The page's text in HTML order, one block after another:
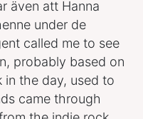
även att Hanna
under de
called me to see
probably based on
the day, used to
came through